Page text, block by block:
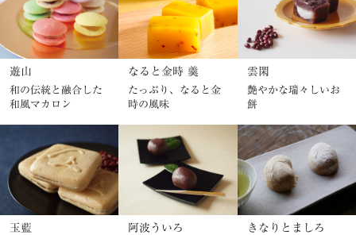
遊山
和の伝統と融合した
和風マカロン
なると金時 羹
たっぷり、なると金
時の風味
雲閑
艶やかな瑞々しいお
餅
玉藍 阿波ういろ きなりとましろ